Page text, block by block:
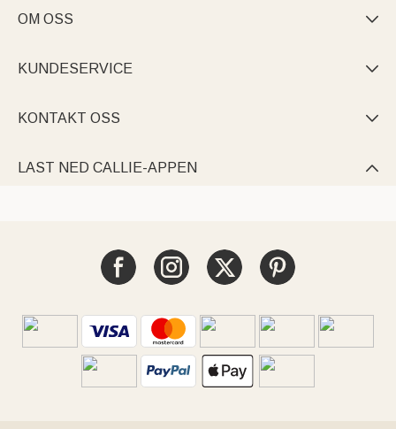
OM OSS 
KUNDESERVICE 
KONTAKT OSS 
LAST NED CALLIE-APPEN 